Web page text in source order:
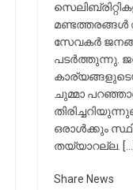
മണ്ടത്തരങ്ങൾ
സേവകർ
പടർത്തുന്നു.
ചുമ്മാ
ഒരാൾക്കും
തയ്യാറല്ല. […]
Share News